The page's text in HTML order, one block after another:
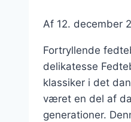
Af 12. december
Fortryllende
delikatesse
klassiker i det
været en del af
generationer.